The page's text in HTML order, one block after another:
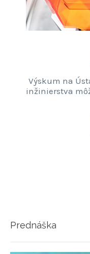
Výskum na
inžinierstva
Prednáška